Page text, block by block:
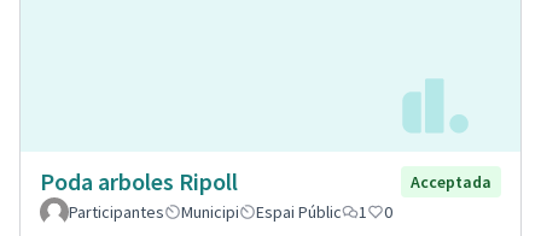
Poda arboles Ripoll
Acceptada
Participantes
Municipi Espai Públic 1 0